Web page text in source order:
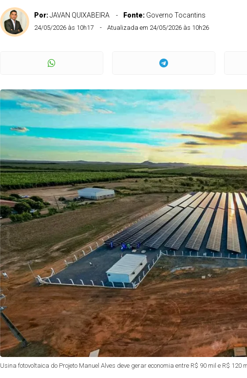
Por:JAVAN QUIXABEIRA Fonte: Governo Tocantins
24/05/2026 às 10h17 Atualizada em 24/05/2026 às 10h26
Usina fotovoltaica do Projeto Manuel Alves deve gerar economia entre R$ 90 mil e R$